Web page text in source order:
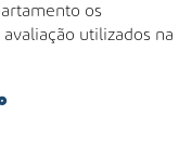
os
utilizados na